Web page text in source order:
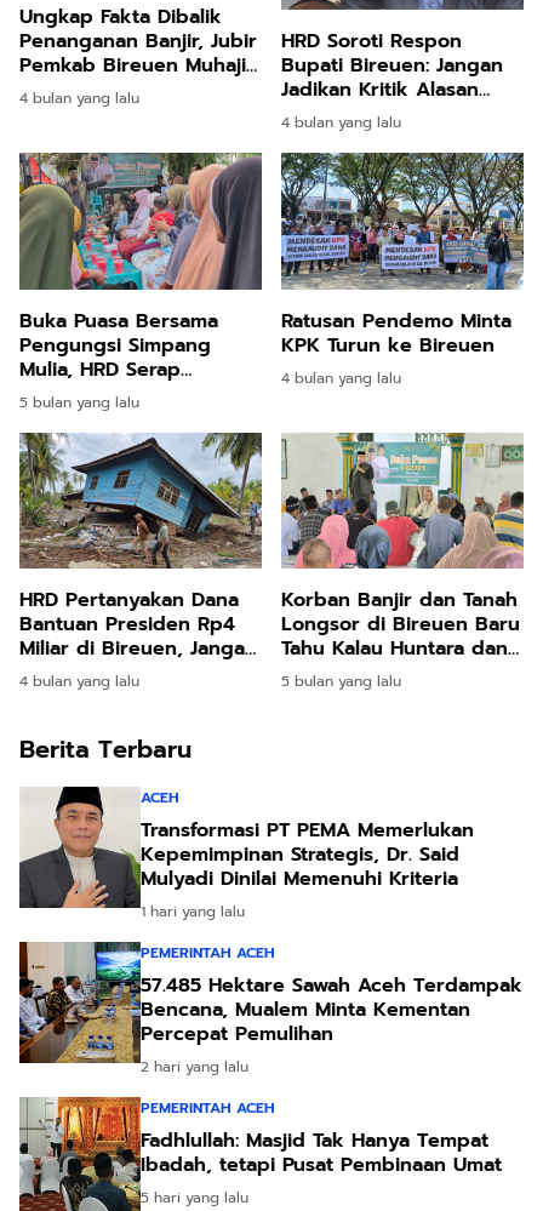
Ungkap Fakta Dibalik
Penanganan Banjir, Jubir
Pemkab Bireuen Muhajir
Juli: Silahkan Uji melalui
Class Action
4 bulan yang lalu
HRD Soroti Respon
Bupati Bireuen: Jangan
Jadikan Kritik Alasan
Kehilangan Semangat
Bantu Korban Banjir
4 bulan yang lalu
Buka Puasa Bersama
Pengungsi Simpang
Mulia, HRD Serap
Aspirasi: Jembatan
Gantung dan Jalan Jadi
Prioritas
5 bulan yang lalu
Ratusan Pendemo Minta
KPK Turun ke Bireuen
4 bulan yang lalu
HRD Pertanyakan Dana
Bantuan Presiden Rp4
Miliar di Bireuen, Jangan
Sampai Disalahgunakan
4 bulan yang lalu
Korban Banjir dan Tanah
Longsor di Bireuen Baru
Tahu Kalau Huntara dan
Huntap Hak Mereka
5 bulan yang lalu
Berita Terbaru
ACEH
Transformasi PT PEMA Memerlukan
Kepemimpinan Strategis, Dr. Said
Mulyadi Dinilai Memenuhi Kriteria
1 hari yang lalu
PEMERINTAH ACEH
57.485 Hektare Sawah Aceh Terdampak
Bencana, Mualem Minta Kementan
Percepat Pemulihan
2 hari yang lalu
PEMERINTAH ACEH
Fadhlullah: Masjid Tak Hanya Tempat
Ibadah, tetapi Pusat Pembinaan Umat
5 hari yang lalu